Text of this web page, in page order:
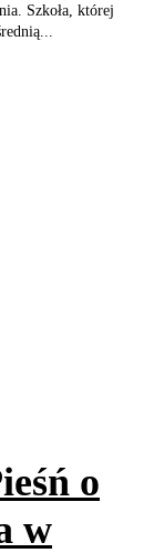
Szkoła, której
o
w